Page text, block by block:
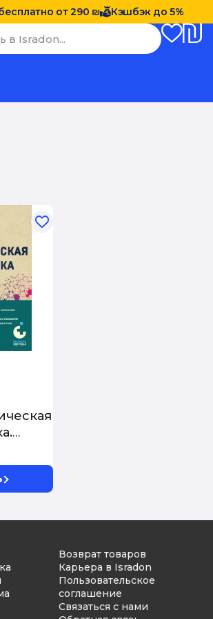
от 290 ₪ Кэшбэк до 5%
для
мышц
Возврат товаров
Карьера в Isradon
Пользовательское
соглашение
Связаться с нами